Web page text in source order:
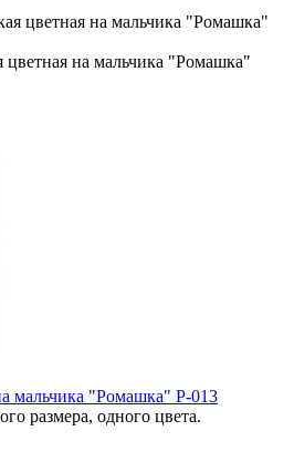
на мальчика "Ромашка"
мальчика "Ромашка" Р-013
размера, одного цвета.